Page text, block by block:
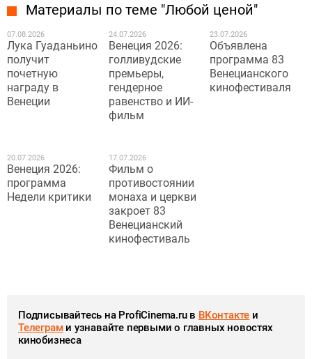
Материалы по теме "Любой ценой"
07.08.2026
Лука Гуаданьино
получит
почетную
награду в
Венеции
24.07.2026
Венеция 2026:
голливудские
премьеры,
гендерное
равенство и ИИ-
фильм
23.07.2026
Объявлена
программа 83
Венецианского
кинофестиваля
20.07.2026
Венеция 2026:
программа
Недели критики
17.07.2026
Фильм о
противостоянии
монаха и церкви
закроет 83
Венецианский
кинофестиваль
Подписывайтесь на ProfiCinema.ru в ВКонтакте и
Телеграми узнавайте первыми о главных новостях
кинобизнеса